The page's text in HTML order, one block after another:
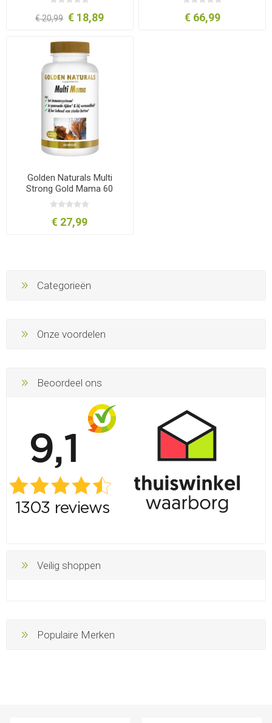
€ 20,99 € 18,89 € 66,99
Golden Naturals Multi
Strong Gold Mama 60
Vcaps
€ 27,99
Categorieën
Onze voordelen
Beoordeel ons
Veilig shoppen
Populaire Merken